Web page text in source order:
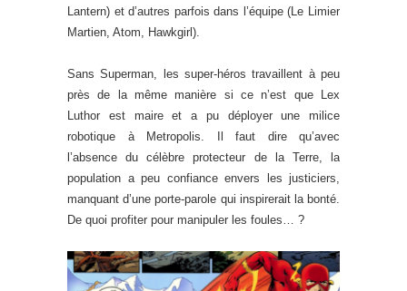
Lantern) et d’autres parfois dans l’équipe (Le Limier
Martien, Atom, Hawkgirl).
Sans Superman, les super-héros travaillent à peu
près de la même manière si ce n’est que Lex
Luthor est maire et a pu déployer une milice
robotique à Metropolis. Il faut dire qu’avec
l’absence du célèbre protecteur de la Terre, la
population a peu confiance envers les justiciers,
manquant d’une porte-parole qui inspirerait la bonté.
De quoi profiter pour manipuler les foules… ?